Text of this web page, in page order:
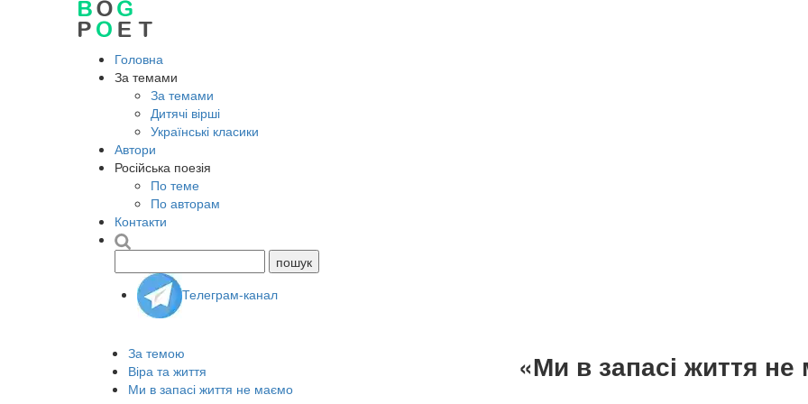
Головна
За темами
За темами
Дитячі вірші
Українські класики
Автори
Російська поезія
По теме
По авторам
Контакти
Телеграм-канал
«Ми в запасі життя
За темою
Віра та життя
Ми в запасі життя не маємо